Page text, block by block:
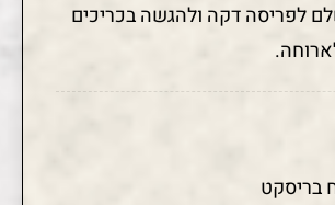
לפריסה דקה ולהגשה בכריכים